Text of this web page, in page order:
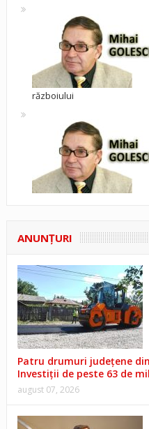
războiului
ANUNŢURI
Patru drumuri județene
Investiții de peste 63 de
august 07, 2026